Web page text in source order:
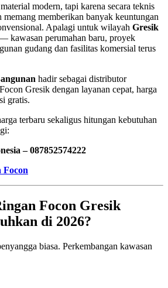
modern, tapi karena secara teknis
memang memberikan banyak keuntungan
Apalagi untuk wilayah Gresik
kawasan perumahan baru, proyek
gudang dan fasilitas komersial terus
hadir sebagai distributor
Gresik dengan layanan cepat, harga
gratis.
terbaru sekaligus hitungan kebutuhan
– 087852574222
Focon
Focon Gresik
di 2026?
biasa. Perkembangan kawasan